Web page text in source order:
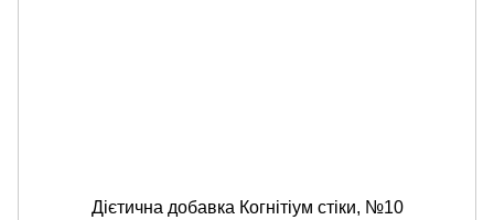
Дієтична добавка Когнітіум стіки, №10